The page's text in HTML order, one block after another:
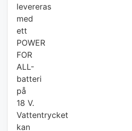
levereras
med
ett
POWER
FOR
ALL-
batteri
på
18 V.
Vattentrycket
kan